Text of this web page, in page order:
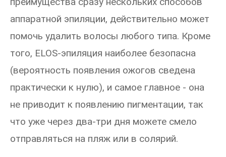
аппаратной эпиляции, действительно может
помочь удалить волосы любого типа. Кроме
того, ELOS-эпиляция наиболее безопасна
(вероятность появления ожогов сведена
практически к нулю), и самое главное - она
не приводит к появлению пигментации, так
что уже через два-три дня можете смело
отправляться на пляж или в солярий.